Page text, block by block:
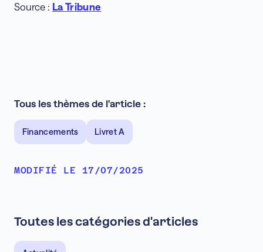
Source : La Tribune
Tous les thèmes de l'article :
Financements Livret A
MODIFIÉ LE 17/07/2025
Toutes les catégories d'articles